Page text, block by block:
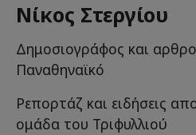
Νίκος Στεργίου
Δημοσιογράφος και
Παναθηναϊκό
Ρεπορτάζ και ειδήσεις
ομάδα του Τριφυλλιού